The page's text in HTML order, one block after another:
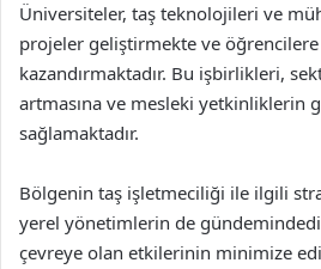
Üniversiteler, taş teknolojileri ve
projeler geliştirmekte ve
kazandırmaktadır. Bu işbirlikleri,
artmasına ve mesleki yetkinliklerin
sağlamaktadır.
Bölgenin taş işletmeciliği ile ilgili
yerel yönetimlerin de
çevreye olan etkilerinin minimize